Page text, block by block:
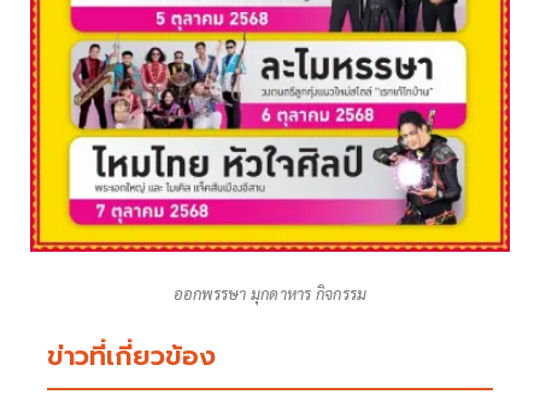
ออกพรรษา มุกดาหาร กิจกรรม
ข่าวที่เกี่ยวข้อง